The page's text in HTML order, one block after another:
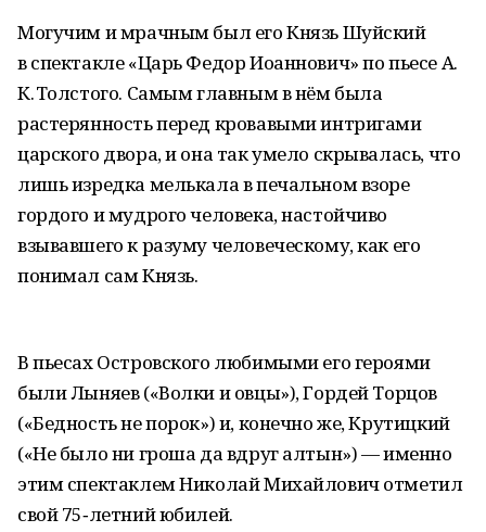
Могучим и мрачным был его Князь Шуйский
в спектакле «Царь Федор Иоаннович» по пьесе А.
К. Толстого. Самым главным в нём была
растерянность перед кровавыми интригами
царского двора, и она так умело скрывалась, что
лишь изредка мелькала в печальном взоре
гордого и мудрого человека, настойчиво
взывавшего к разуму человеческому, как его
понимал сам Князь.
В пьесах Островского любимыми его героями
были Лыняев («Волки и овцы»), Гордей Торцов
(«Бедность не порок») и, конечно же, Крутицкий
(«Не было ни гроша да вдруг алтын») — именно
этим спектаклем Николай Михайлович отметил
свой 75‑летний юбилей.